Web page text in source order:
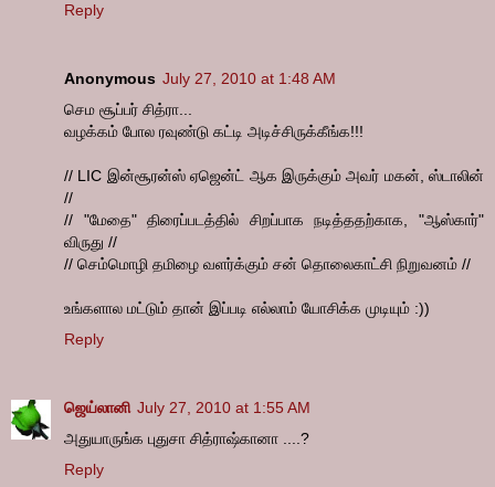
Reply
Anonymous July 27, 2010 at 1:48 AM
செம சூப்பர் சித்ரா...
வழக்கம் போல ரவுண்டு கட்டி அடிச்சிருக்கீங்க!!!
// LIC இன்சூரன்ஸ் ஏஜென்ட் ஆக இருக்கும் அவர் மகன், ஸ்டாலின்
//
// "மேதை" திரைப்படத்தில் சிறப்பாக நடித்ததற்காக, "ஆஸ்கார்"
விருது //
// செம்மொழி தமிழை வளர்க்கும் சன் தொலைகாட்சி நிறுவனம் //
உங்களால மட்டும் தான் இப்படி எல்லாம் யோசிக்க முடியும் :))
Reply
ஜெய்லானி July 27, 2010 at 1:55 AM
அதுயாருங்க புதுசா சித்ராஷ்கானா ....?
Reply